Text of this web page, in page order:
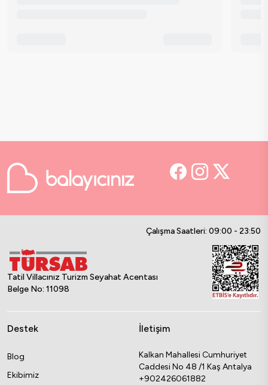
Çalışma Saatleri: 09:00 - 23:50
Tatil Villacınız Turizm Seyahat Acentası
Belge No: 11098
Destek
Blog
Ekibimiz
İletişim
Kalkan Mahallesi Cumhuriyet
Caddesi No 48 /1 Kaş Antalya
+902426061882